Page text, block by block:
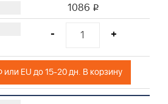
1086 i
- +
Поставка из РФ или EU до 15-20 дн. В корзину